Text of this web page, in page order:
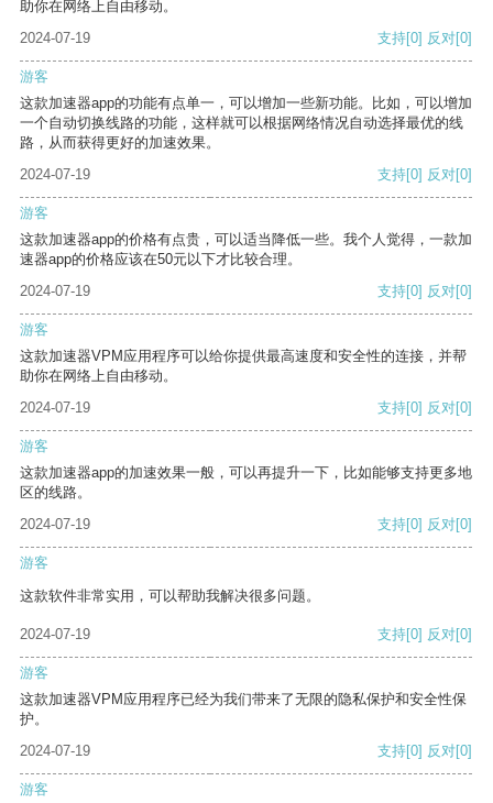
助你在网络上自由移动。
2024-07-19
支持[0] 反对[0]
游客
这款加速器app的功能有点单一，可以增加一些新功能。比如，可以增加
一个自动切换线路的功能，这样就可以根据网络情况自动选择最优的线
路，从而获得更好的加速效果。
2024-07-19
支持[0] 反对[0]
游客
这款加速器app的价格有点贵，可以适当降低一些。我个人觉得，一款加
速器app的价格应该在50元以下才比较合理。
2024-07-19
支持[0] 反对[0]
游客
这款加速器VPM应用程序可以给你提供最高速度和安全性的连接，并帮
助你在网络上自由移动。
2024-07-19
支持[0] 反对[0]
游客
这款加速器app的加速效果一般，可以再提升一下，比如能够支持更多地
区的线路。
2024-07-19
支持[0] 反对[0]
游客
这款软件非常实用，可以帮助我解决很多问题。
2024-07-19 支持[0] 反对[0]
游客
这款加速器VPM应用程序已经为我们带来了无限的隐私保护和安全性保
护。
2024-07-19
支持[0] 反对[0]
游客